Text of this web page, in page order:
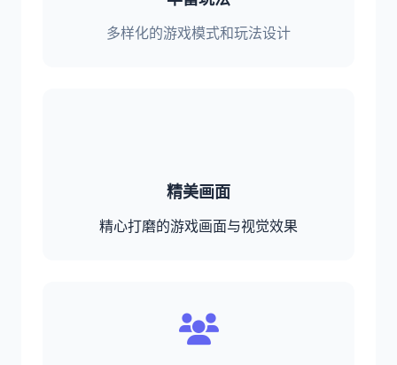
多样化的游戏模式和玩法设计
精美画面
精心打磨的游戏画面与视觉效果